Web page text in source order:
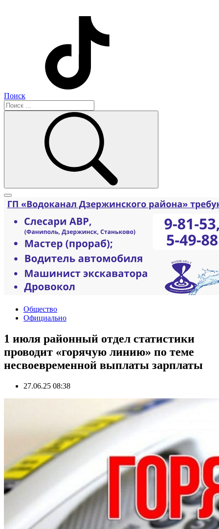
Поиск
Общество
Официально
1 июля районный отдел статистики
проводит «горячую линию» по теме
несвоевременной выплаты зарплаты
27.06.25 08:38